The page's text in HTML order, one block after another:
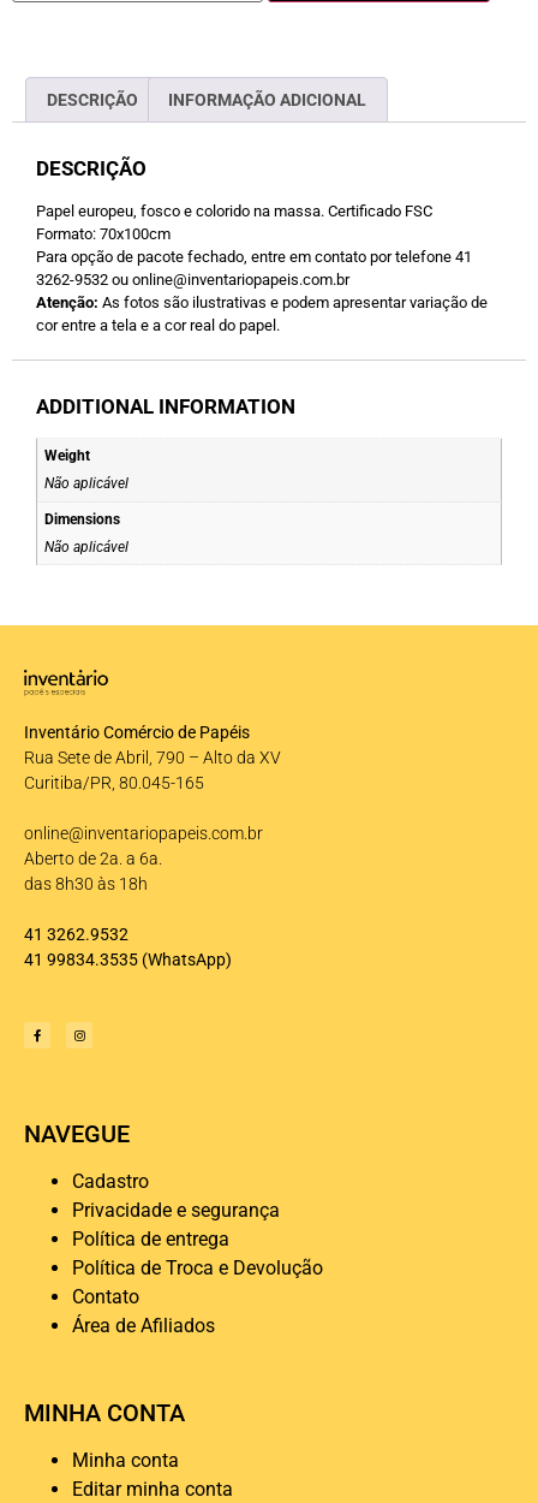
DESCRIÇÃO INFORMAÇÃO ADICIONAL
DESCRIÇÃO
Papel europeu, fosco e colorido na massa. Certificado FSC
Formato: 70x100cm
Para opção de pacote fechado, entre em contato por telefone 41
3262-9532 ou online@inventariopapeis.com.br
Atenção: As fotos são ilustrativas e podem apresentar variação de
cor entre a tela e a cor real do papel.
ADDITIONAL INFORMATION
Weight
Não aplicável
Dimensions
Não aplicável
Inventário Comércio de Papéis
Rua Sete de Abril, 790 – Alto da XV
Curitiba/PR, 80.045-165
online@inventariopapeis.com.br
Aberto de 2a. a 6a.
das 8h30 às 18h
41 3262.9532
41 99834.3535 (WhatsApp)
NAVEGUE
Cadastro
Privacidade e segurança
Política de entrega
Política de Troca e Devolução
Contato
Área de Afiliados
MINHA CONTA
Minha conta
Editar minha conta